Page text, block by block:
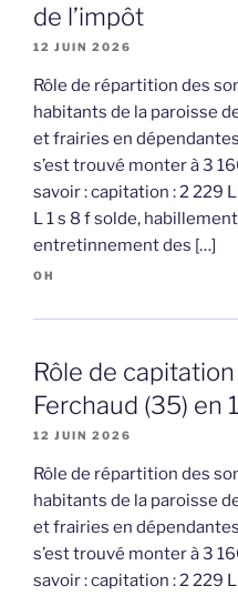
de l’impôt
12 JUIN 2026
Rôle de répartition des
habitants de la paroisse
et frairies en
s’est trouvé monter à 3
savoir : capitation : 2 229
L 1 s 8 f solde,
entretinnement des […]
OH
Rôle de
Ferchaud (35) en
12 JUIN 2026
Rôle de répartition des
habitants de la paroisse
et frairies en
s’est trouvé monter à 3
savoir : capitation : 2 229